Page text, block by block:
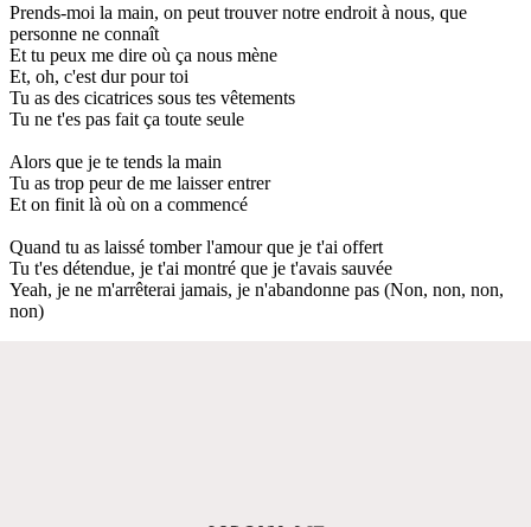
Prends-moi la main, on peut trouver notre endroit à nous, que
personne ne connaît
Et tu peux me dire où ça nous mène
Et, oh, c'est dur pour toi
Tu as des cicatrices sous tes vêtements
Tu ne t'es pas fait ça toute seule
Alors que je te tends la main
Tu as trop peur de me laisser entrer
Et on finit là où on a commencé
Quand tu as laissé tomber l'amour que je t'ai offert
Tu t'es détendue, je t'ai montré que je t'avais sauvée
Yeah, je ne m'arrêterai jamais, je n'abandonne pas (Non, non, non,
non)